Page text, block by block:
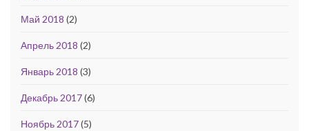
Май 2018 (2)
Апрель 2018 (2)
Январь 2018 (3)
Декабрь 2017(6)
Ноябрь 2017(5)